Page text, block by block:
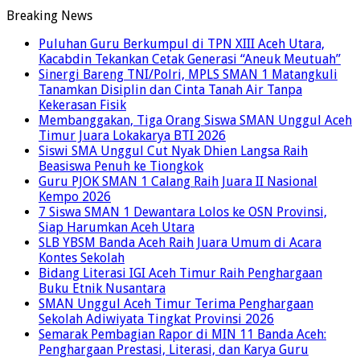
Breaking News
Puluhan Guru Berkumpul di TPN XIII Aceh Utara,
Kacabdin Tekankan Cetak Generasi “Aneuk Meutuah”
Sinergi Bareng TNI/Polri, MPLS SMAN 1 Matangkuli
Tanamkan Disiplin dan Cinta Tanah Air Tanpa
Kekerasan Fisik
Membanggakan, Tiga Orang Siswa SMAN Unggul Aceh
Timur Juara Lokakarya BTI 2026
Siswi SMA Unggul Cut Nyak Dhien Langsa Raih
Beasiswa Penuh ke Tiongkok
Guru PJOK SMAN 1 Calang Raih Juara II Nasional
Kempo 2026
7 Siswa SMAN 1 Dewantara Lolos ke OSN Provinsi,
Siap Harumkan Aceh Utara
SLB YBSM Banda Aceh Raih Juara Umum di Acara
Kontes Sekolah
Bidang Literasi IGI Aceh Timur Raih Penghargaan
Buku Etnik Nusantara
SMAN Unggul Aceh Timur Terima Penghargaan
Sekolah Adiwiyata Tingkat Provinsi 2026
Semarak Pembagian Rapor di MIN 11 Banda Aceh:
Penghargaan Prestasi, Literasi, dan Karya Guru